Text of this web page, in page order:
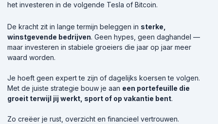
het investeren in de volgende Tesla of Bitcoin.
De kracht zit in lange termijn beleggen in sterke,
winstgevende bedrijven. Geen hypes, geen daghandel —
maar investeren in stabiele groeiers die jaar op jaar meer
waard worden.
Je hoeft geen expert te zijn of dagelijks koersen te volgen.
Met de juiste strategie bouw je aan een portefeuille die
groeit terwijl jij werkt, sport of op vakantie bent.
Zo creëer je rust, overzicht en financieel vertrouwen.